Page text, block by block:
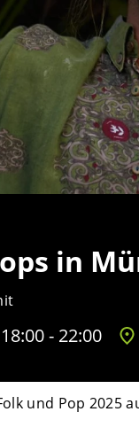
in
- 22:00
und Pop 2025